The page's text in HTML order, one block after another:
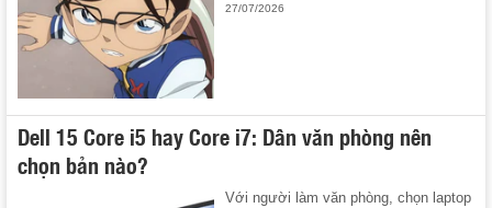
27/07/2026
Dell 15 Core i5 hay Core i7: Dân văn phòng nên
chọn bản nào?
Với người làm văn phòng, chọn laptop